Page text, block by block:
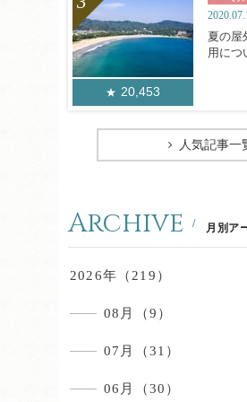
20,453
夏の屋
用につ
人気記事一
Archive 月別ア
2026年（219）
08月（9）
07月（31）
06月（30）